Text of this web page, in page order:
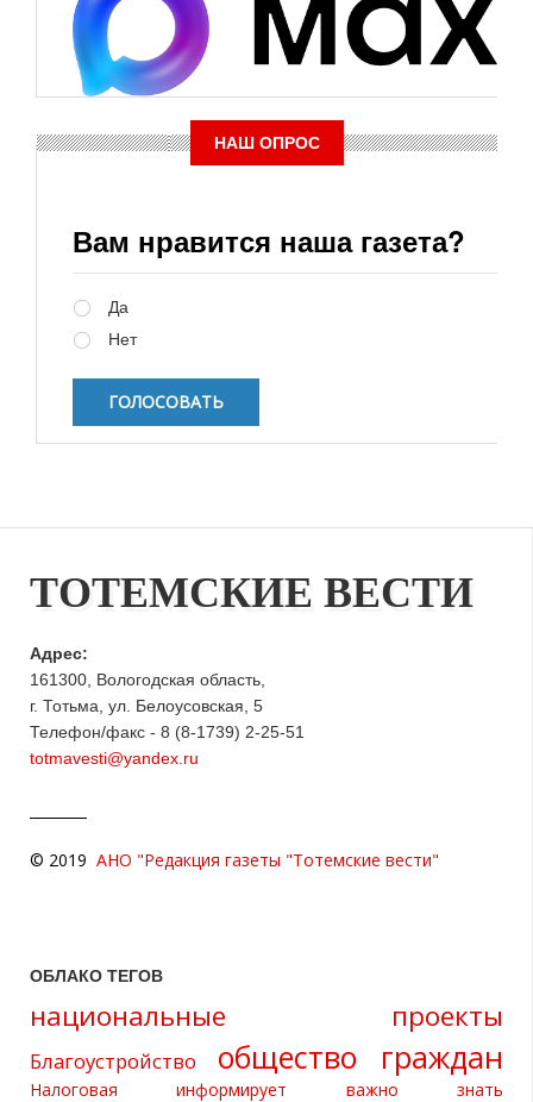
НАШ ОПРОС
Вам нравится наша газета?
Да
Нет
ТОТЕМСКИЕ ВЕСТИ
Адрес:
161300, Вологодская область,
г. Тотьма, ул. Белоусовская, 5
Телефон/факс - 8 (8-1739) 2-25-51
totmavesti@yandex.ru
© 2019 АНО "Редакция газеты "Тотемские вести"
ОБЛАКО ТЕГОВ
национальные проекты
Благоустройство общество граждан
Налоговая информирует важно знать